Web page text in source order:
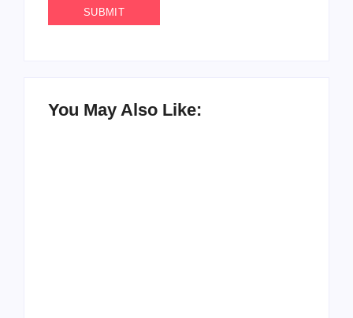
You May Also Like: